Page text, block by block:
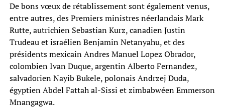
De bons vœux de rétablissement sont également venus,
entre autres, des Premiers ministres néerlandais Mark
Rutte, autrichien Sebastian Kurz, canadien Justin
Trudeau et israélien Benjamin Netanyahu, et des
présidents mexicain Andres Manuel Lopez Obrador,
colombien Ivan Duque, argentin Alberto Fernandez,
salvadorien Nayib Bukele, polonais Andrzej Duda,
égyptien Abdel Fattah al-Sissi et zimbabwéen Emmerson
Mnangagwa.